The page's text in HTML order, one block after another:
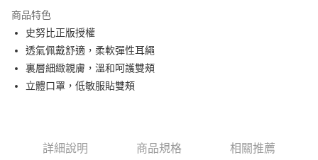
全盈+PAY
ATM付款
運送方式
付款後全家取貨
商品特色
史努比正版授權
透氣佩戴舒適，柔軟彈性耳繩
裏層細緻親膚，溫和呵護雙頰
立體口罩，低敏服貼雙頰
詳細說明 商品規格 相關推薦